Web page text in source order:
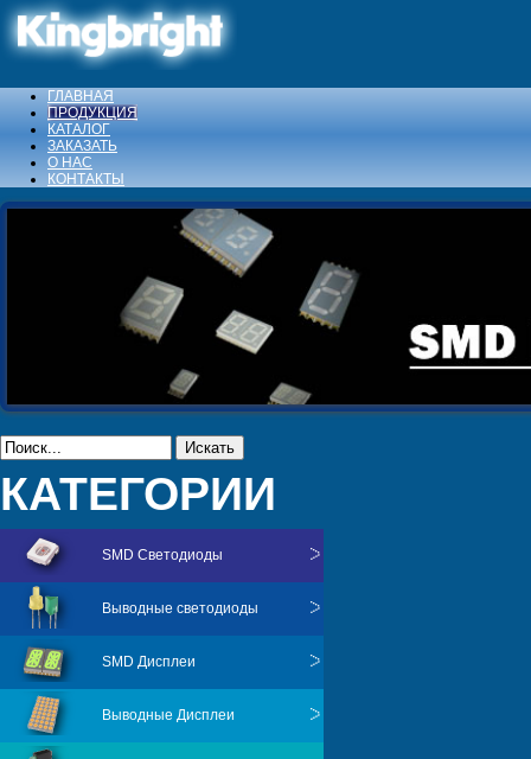
ГЛАВНАЯ
ПРОДУКЦИЯ
КАТАЛОГ
ЗАКАЗАТЬ
О НАС
КОНТАКТЫ
Искать
КАТЕГОРИИ
SMD Светодиоды
Выводные светодиоды
SMD Дисплеи
Выводные Дисплеи